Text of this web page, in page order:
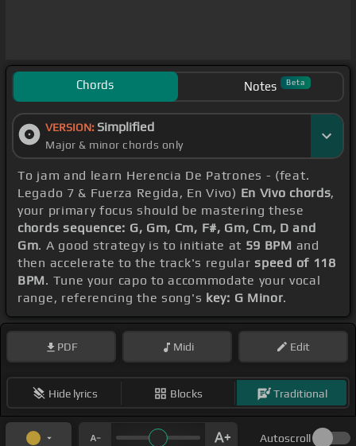
Chords Notes Beta
VERSION: Simplified
Major & minor chords only
To jam and learn Herencia De Patrones - (feat.
Legado 7 & Fuerza Regida, En Vivo) En Vivo chords,
your primary focus should be mastering these
chords sequence: G, Gm, Cm, F#, Gm, Cm, D and
Gm. A good strategy is to initiate at 59 BPM and
then accelerate to the track's regularspeed of 118
BPM. Tune your capo to accommodate your vocal
range, referencing the song's key: G Minor.
PDF Midi Edit
Hide lyrics Blocks Traditional
Autoscroll